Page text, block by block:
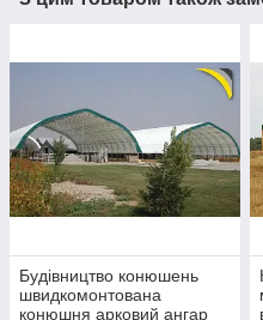
Будівництво конюшень
швидкомонтована
конюшня арковий ангар